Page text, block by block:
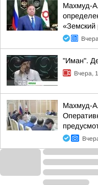
Махмуд-
«Земский
"Иман".
Вчера,
Махмуд-